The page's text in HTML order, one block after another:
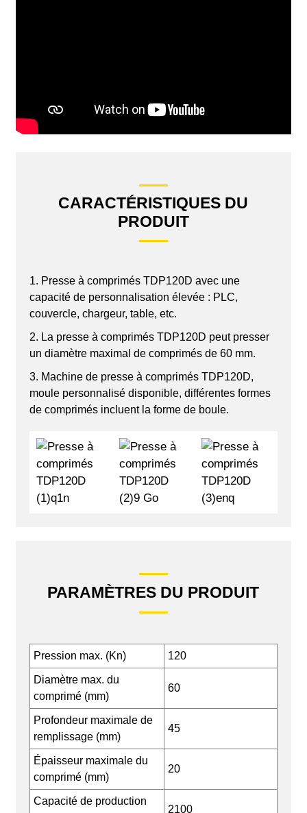
CARACTÉRISTIQUES DU
PRODUIT
1. Presse à comprimés TDP120D avec une
capacité de personnalisation élevée : PLC,
couvercle, chargeur, table, etc.
2. La presse à comprimés TDP120D peut presser
un diamètre maximal de comprimés de 60 mm.
3. Machine de presse à comprimés TDP120D,
moule personnalisé disponible, différentes formes
de comprimés incluent la forme de boule.
PARAMÈTRES DU PRODUIT
Pression max. (Kn) 120
Diamètre max. du
comprimé (mm)
60
Profondeur maximale de
remplissage (mm)
45
Épaisseur maximale du
comprimé (mm)
20
Capacité de production
2100